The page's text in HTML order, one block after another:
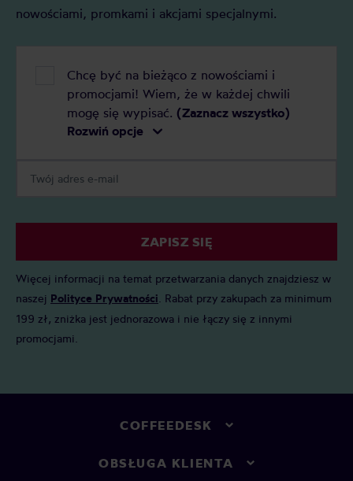
nowościami, promkami i akcjami specjalnymi.
Chcę być na bieżąco z nowościami i
promocjami! Wiem, że w każdej chwili
mogę się wypisać. (Zaznacz wszystko)
Rozwiń opcje
ZAPISZ SIĘ
Więcej informacji na temat przetwarzania danych znajdziesz w
naszej Polityce Prywatności . Rabat przy zakupach za minimum
199 zł, zniżka jest jednorazowa i nie łączy się z innymi
promocjami.
COFFEEDESK
OBSŁUGA KLIENTA